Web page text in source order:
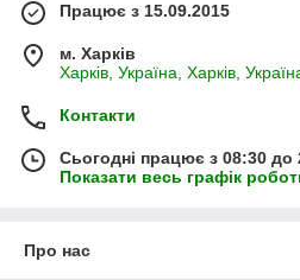
Працює з 15.09.2015
м. Харків
Харків, Україна, Харків,
Контакти
Сьогодні працює з 08:30 до
Показати весь графік
Про нас